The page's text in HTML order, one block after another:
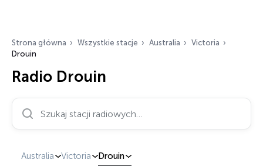
Strona główna Wszystkie stacje Australia
Victoria
Drouin
Radio Drouin
Australia Victoria Drouin